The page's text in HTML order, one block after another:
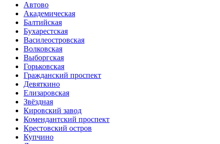
Автово
Академическая
Балтийская
Бухарестская
Василеостровская
Волковская
Выборгская
Горьковская
Гражданский проспект
Девяткино
Елизаровская
Звёздная
Кировский завод
Комендантский проспект
Крестовский остров
Купчино